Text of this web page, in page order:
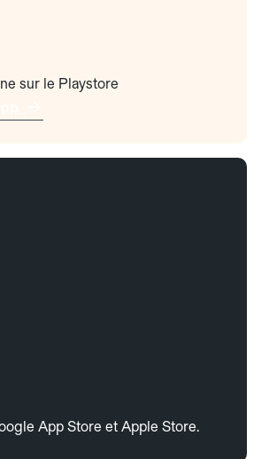
sur le Playstore
App Store et Apple Store.